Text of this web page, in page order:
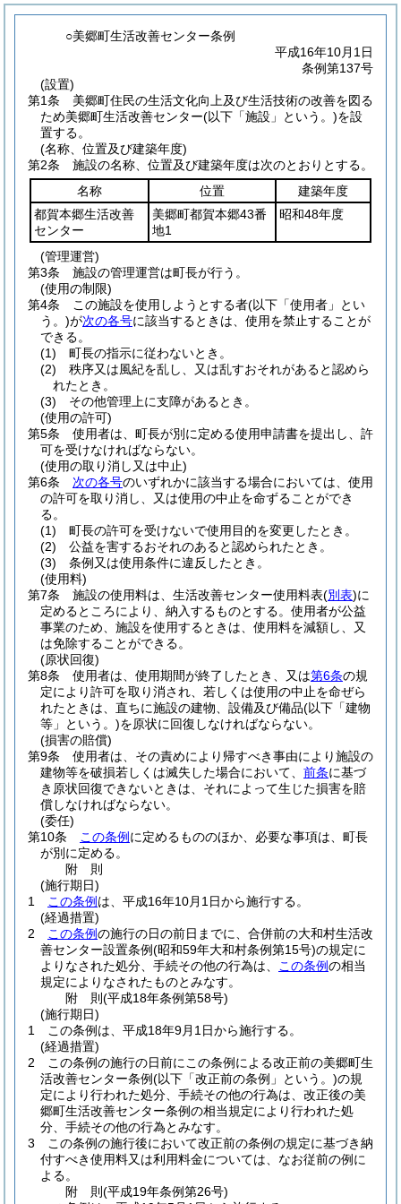
○美郷町生活改善センター条例
平成16年10月1日
条例第137号
(設置)
第1条
美郷町住民の生活文化向上及び生活技術の改善を図る
ため美郷町生活改善センター(以下「施設」という。)を設
置する。
(名称、位置及び建築年度)
第2条
施設の名称、位置及び建築年度は次のとおりとする。
名称
位置
建築年度
都賀本郷生活改善
センター
美郷町都賀本郷43番
地1
昭和48年度
(管理運営)
第3条
施設の管理運営は町長が行う。
(使用の制限)
第4条
この施設を使用しようとする者(以下「使用者」とい
う。)が次の各号に該当するときは、使用を禁止することが
できる。
(1)
町長の指示に従わないとき。
(2)
秩序又は風紀を乱し、又は乱すおそれがあると認めら
れたとき。
(3)
その他管理上に支障があるとき。
(使用の許可)
第5条
使用者は、町長が別に定める使用申請書を提出し、許
可を受けなければならない。
(使用の取り消し又は中止)
第6条
次の各号のいずれかに該当する場合においては、使用
の許可を取り消し、又は使用の中止を命ずることができ
る。
(1)
町長の許可を受けないで使用目的を変更したとき。
(2)
公益を害するおそれのあると認められたとき。
(3)
条例又は使用条件に違反したとき。
(使用料)
第7条
施設の使用料は、生活改善センター使用料表(別表)に
定めるところにより、納入するものとする。 使用者が公益
事業のため、施設を使用するときは、使用料を減額し、又
は免除することができる。
(原状回復)
第8条
使用者は、使用期間が終了したとき、又は第6条の規
定により許可を取り消され、若しくは使用の中止を命ぜら
れたときは、直ちに施設の建物、設備及び備品(以下「建物
等」という。)を原状に回復しなければならない。
(損害の賠償)
第9条
使用者は、その責めにより帰すべき事由により施設の
建物等を破損若しくは滅失した場合において、 前条に基づ
き原状回復できないときは、それによって生じた損害を賠
償しなければならない。
(委任)
第10条
この条例 に定めるもののほか、必要な事項は、町長
が別に定める。
附 則
(施行期日)
1
この条例 は、平成16年10月1日から施行する。
(経過措置)
2
この条例の施行の日の前日までに、合併前の大和村生活改
善センター設置条例(昭和59年大和村条例第15号)の規定に
よりなされた処分、手続その他の行為は、
この条例の相当
規定によりなされたものとみなす。
附 則(平成18年条例第58号)
(施行期日)
1
この条例は、平成18年9月1日から施行する。
(経過措置)
2
この条例の施行の日前にこの条例による改正前の美郷町生
活改善センター条例(以下「改正前の条例」という。)の規
定により行われた処分、手続その他の行為は、改正後の美
郷町生活改善センター条例の相当規定により行われた処
分、手続その他の行為とみなす。
3
この条例の施行後において改正前の条例の規定に基づき納
付すべき使用料又は利用料金については、なお従前の例に
よる。
附 則(平成19年条例第26号)